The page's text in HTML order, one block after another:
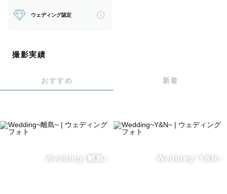
📸 カメラマン lumi（るみ）
環境光を活かして、肌や表情が自然に見えるような光の入
温かな空気感を出します。
ウェディング認定
撮影実績
おすすめ 新着
Wedding~離島~ Wedding~Y&N~